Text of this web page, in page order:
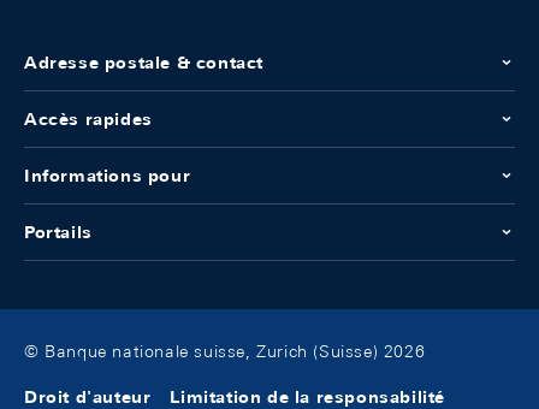
Adresse postale & contact
Accès rapides
Informations pour
Portails
© Banque nationale suisse, Zurich (Suisse) 2026
Droit d'auteur Limitation de la responsabilité